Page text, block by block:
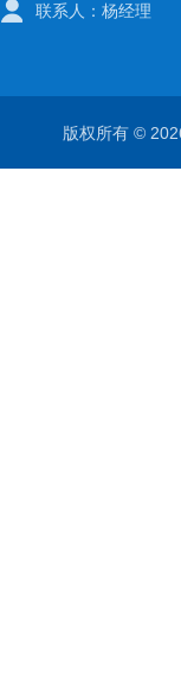
联系人：杨经理
版权所有 ©